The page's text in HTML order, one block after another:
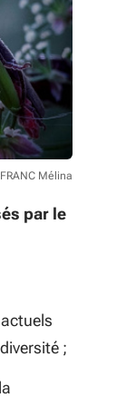
Mélina
par le
;